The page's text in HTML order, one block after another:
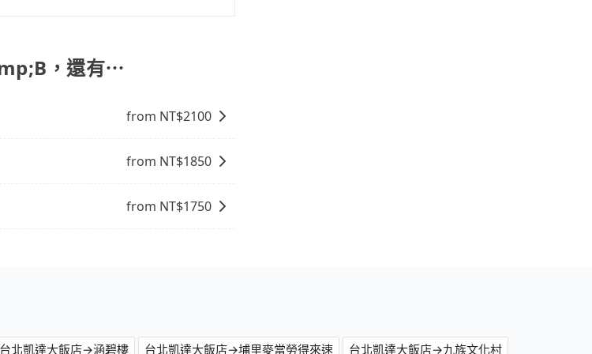
，還有⋯
from NT$2100
from NT$1850
from NT$1750
台北凱達大飯店→涵碧樓 台北凱達大飯店→埔里麥當勞得來速 台北凱達大飯店→九族文化村